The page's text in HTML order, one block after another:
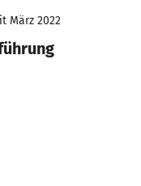
März 2022